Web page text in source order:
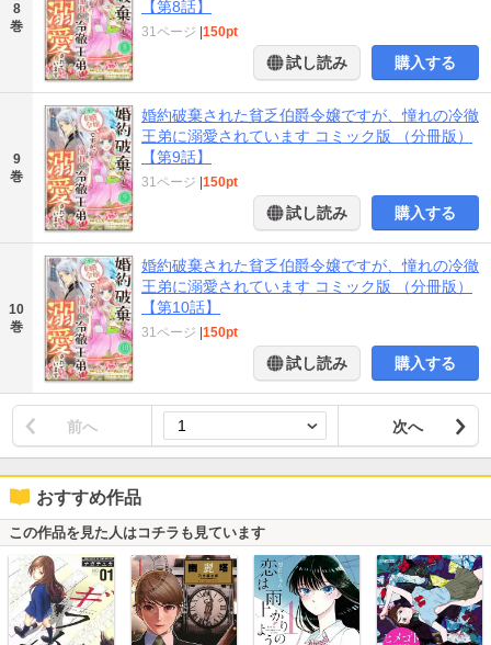
8
巻
【第8話】
31ページ 150pt
試し読み 購入する
9
巻
婚約破棄された貧乏伯爵令嬢ですが、憧れの冷徹
王弟に溺愛されています コミック版 （分冊版）
【第9話】
31ページ 150pt
試し読み 購入する
10
巻
婚約破棄された貧乏伯爵令嬢ですが、憧れの冷徹
王弟に溺愛されています コミック版 （分冊版）
【第10話】
31ページ 150pt
試し読み 購入する
前へ 次へ
おすすめ作品
この作品を見た人はコチラも見ています